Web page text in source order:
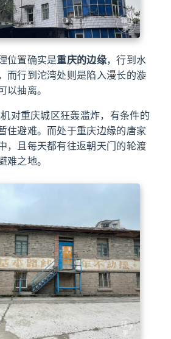
位置确实是重庆的边缘，行到水
而行到沱湾处则是陷入漫长的漩
以抽离。
对重庆城区狂轰滥炸，有条件的
住避难。而处于重庆边缘的唐家
，且每天都有往返朝天门的轮渡
难之地。